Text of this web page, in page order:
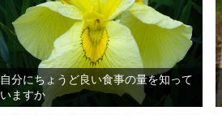
自分にちょうど良い食事の量を知って
いますか